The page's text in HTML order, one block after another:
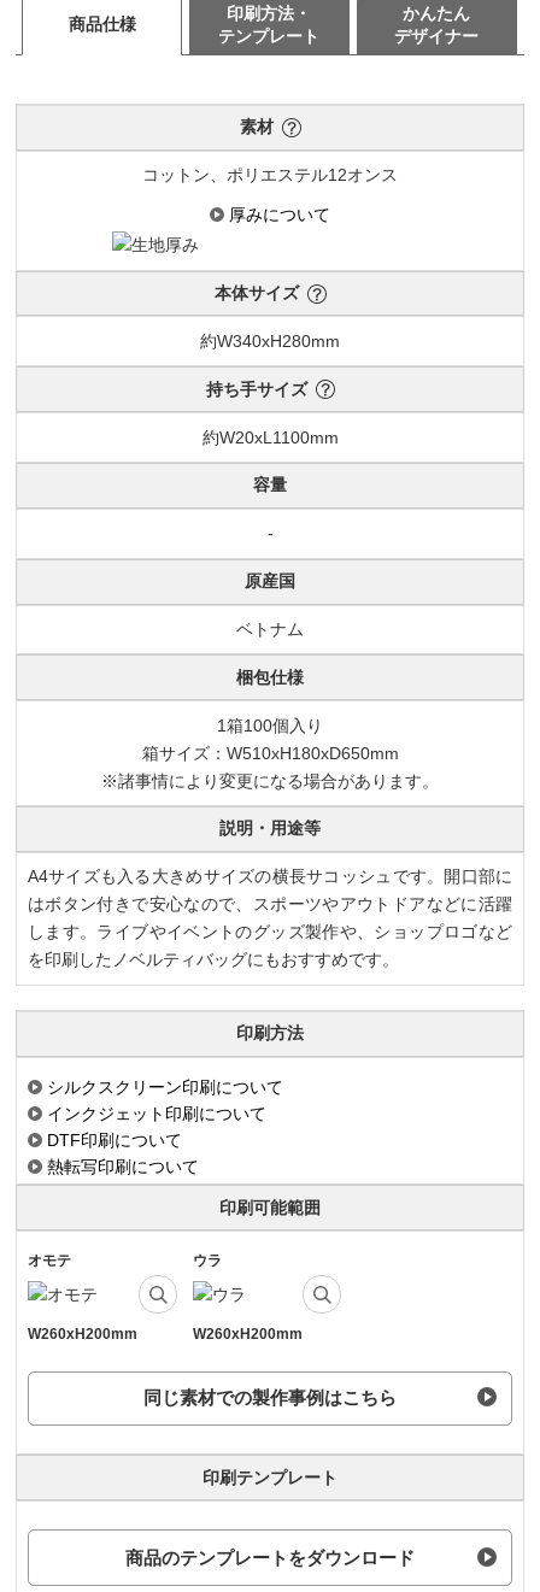
商品仕様
印刷方法・
テンプレート
かんたん
デザイナー
素材
コットン、ポリエステル12オンス
厚みについて
本体サイズ
約W340xH280mm
持ち手サイズ
約W20xL1100mm
容量
-
原産国
ベトナム
梱包仕様
1箱100個入り
箱サイズ：W510xH180xD650mm
※諸事情により変更になる場合があります。
説明・用途等
A4サイズも入る大きめサイズの横長サコッシュです。開口部に
はボタン付きで安心なので、スポーツやアウトドアなどに活躍
します。ライブやイベントのグッズ製作や、ショップロゴなど
を印刷したノベルティバッグにもおすすめです。
印刷方法
シルクスクリーン印刷について
インクジェット印刷について
DTF印刷について
熱転写印刷について
印刷可能範囲
オモテ
W260xH200mm
ウラ
W260xH200mm
同じ素材での製作事例はこちら
印刷テンプレート
商品のテンプレートをダウンロード